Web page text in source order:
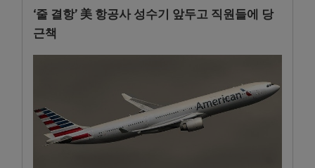
‘줄 결항’ 美 항공사 성수기 앞두고 직원들에 당
근책